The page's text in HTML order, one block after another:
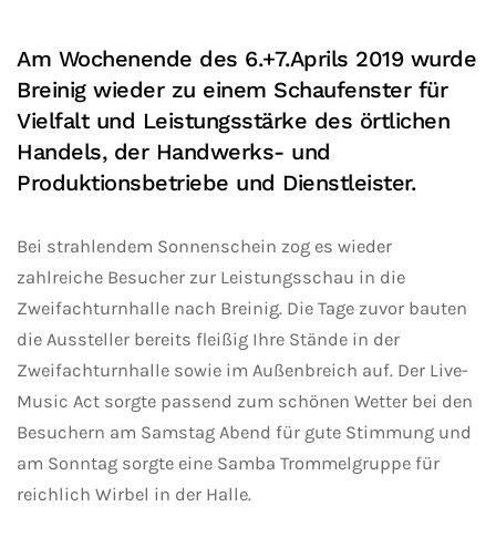
Am Wochenende des 6.+7.Aprils 2019 wurde
Breinig wieder zu einem Schaufenster für
Vielfalt und Leistungsstärke des örtlichen
Handels, der Handwerks- und
Produktionsbetriebe und Dienstleister.
Bei strahlendem Sonnenschein zog es wieder
zahlreiche Besucher zur Leistungsschau in die
Zweifachturnhalle nach Breinig. Die Tage zuvor bauten
die Aussteller bereits fleißig Ihre Stände in der
Zweifachturnhalle sowie im Außenbreich auf. Der Live-
Music Act sorgte passend zum schönen Wetter bei den
Besuchern am Samstag Abend für gute Stimmung und
am Sonntag sorgte eine Samba Trommelgruppe für
reichlich Wirbel in der Halle.